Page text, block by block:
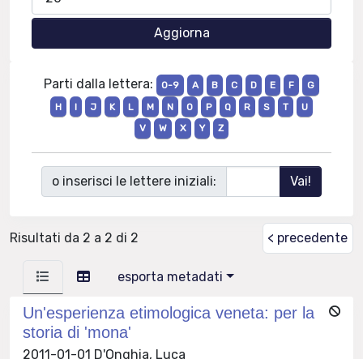
Parti dalla lettera: 0-9 A B C D E F
G
H
I J K L M N O P Q R S T
U
V
W X Y Z
o inserisci le lettere iniziali:
Risultati da 2 a 2 di 2 < precedente
esporta metadati
Un'esperienza etimologica veneta: per la
storia di 'mona'
2011-01-01 D'Onghia, Luca